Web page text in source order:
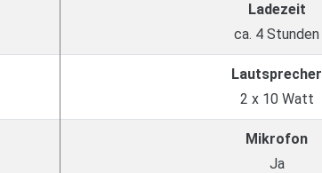
Ladezeit
ca. 4 Stunden
Lautsprecher
2 x 10 Watt
Mikrofon
Ja